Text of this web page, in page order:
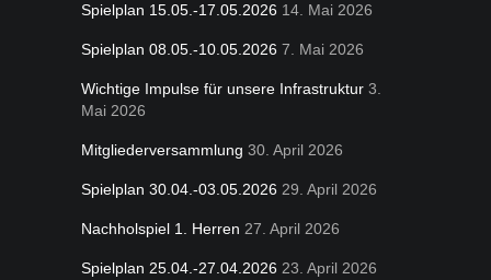
Spielplan 15.05.-17.05.2026 14. Mai 2026
Spielplan 08.05.-10.05.2026 7. Mai 2026
Wichtige Impulse für unsere Infrastruktur 3.
Mai 2026
Mitgliederversammlung 30. April 2026
Spielplan 30.04.-03.05.2026 29. April 2026
Nachholspiel 1. Herren 27. April 2026
Spielplan 25.04.-27.04.2026 23. April 2026